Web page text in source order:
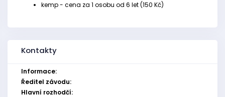
kemp - cena za 1 osobu od 6 let (150 Kč)
Kontakty
Informace:
Ředitel závodu:
Hlavní rozhodčí: